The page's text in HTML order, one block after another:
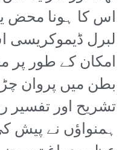
اس کا ہونا محض
لبرل
امکان کے طور
بطن میں پروان
تشریح اور
ہمنواؤں نے پیش